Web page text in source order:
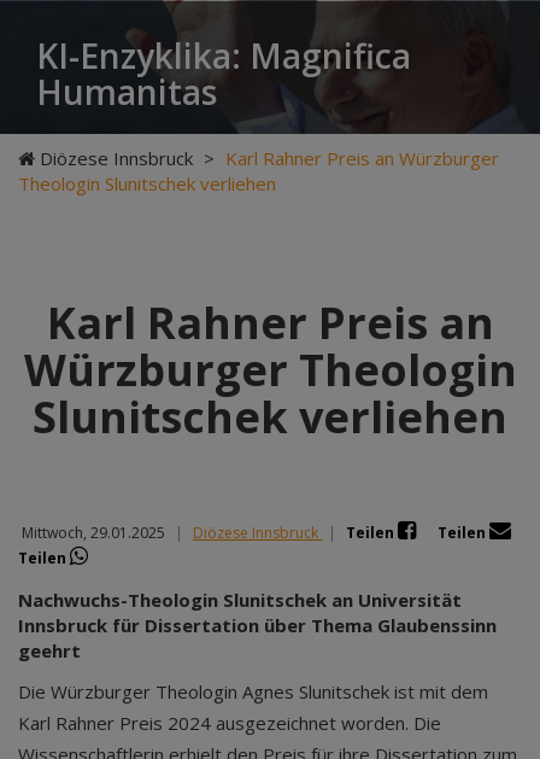
KI-Enzyklika: Magnifica
Humanitas
Diözese Innsbruck > Karl Rahner Preis an Würzburger
Theologin Slunitschek verliehen
Karl Rahner Preis an
Würzburger Theologin
Slunitschek verliehen
Mittwoch, 29.01.2025 | Diözese Innsbruck | Teilen
Teilen
Teilen
Nachwuchs-Theologin Slunitschek an Universität
Innsbruck für Dissertation über Thema Glaubenssinn
geehrt
Die Würzburger Theologin Agnes Slunitschek ist mit dem
Karl Rahner Preis 2024 ausgezeichnet worden. Die
Wissenschaftlerin erhielt den Preis für ihre Dissertation zum